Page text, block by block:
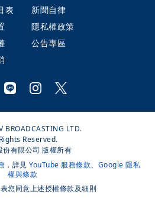
表
新聞自律
隱私權政策
公告專區
LTD.
Reserved.
份有限公司 版權所有
，詳見 YouTube 服務條款、 Google 隱私
權與條款
您同意上述授權條款及細則